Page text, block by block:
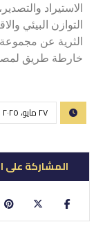
الاستيراد
التوازن البيئي
الثرية عن مجموعة
خارطة طريق لمصر
٢٧ مايو، ٢٠٢٥